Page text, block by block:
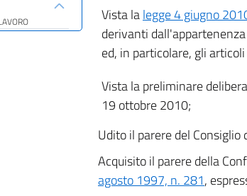
Vista lalegge 4 giugno
derivanti
ed, in particolare, gli
Vista la preliminare
19 ottobre 2010;
Udito il parere del
Acquisito il parere della
agosto 1997, n. 281,